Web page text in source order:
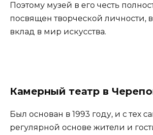
Поэтому музей в его честь
посвящен творческой личности,
вклад в мир искусства.
Камерный театр в
Был основан в 1993 году, и с тех
регулярной основе жители и